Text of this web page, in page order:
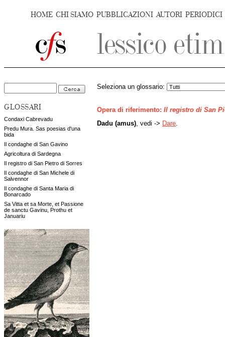
HOME CHI SIAMO PUBBLICAZIONI AUTORI PERIODICI
GLOSSARI
Condaxi Cabrevadu
Predu Mura. Sas poesias d'una
bida
Il condaghe di San Gavino
Agricoltura di Sardegna
Il registro di San Pietro di Sorres
Il condaghe di San Michele di
Salvennor
Il condaghe di Santa Maria di
Bonarcado
Sa Vitta et sa Morte, et Passione
de sanctu Gavinu, Prothu et
Januariu
Seleziona un glossario:
Opera di riferimento: Il registro di San
Dadu (amus) , vedi -> Dare